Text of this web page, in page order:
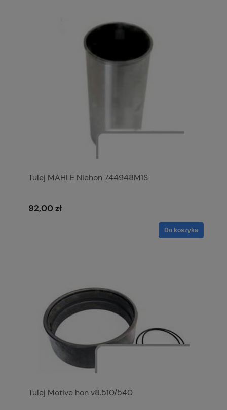
Tulej MAHLE Niehon 744948M1S
92,00 zł
Do koszyka
Tulej Motive hon v8.510/540